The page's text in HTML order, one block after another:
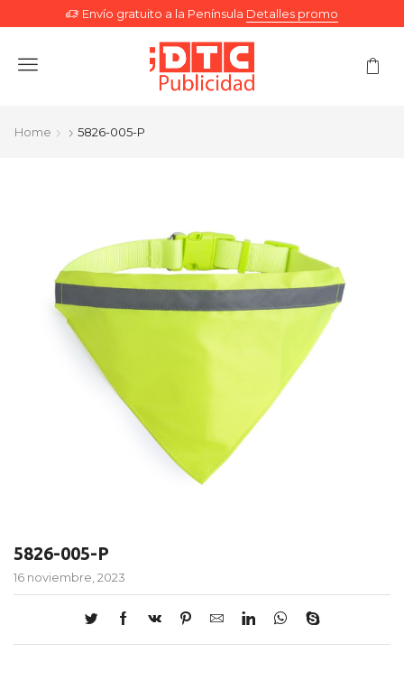
Envío gratuito a la Península Detalles promo
Menu
Home 5826-005-P
5826-005-P
16 noviembre, 2023